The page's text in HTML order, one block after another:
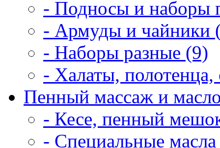
- Подносы и наборы
- Армуды и чайники
- Наборы разные (9)
- Халаты, полотенца,
Пенный массаж и
- Кесе, пенный
- Специальные